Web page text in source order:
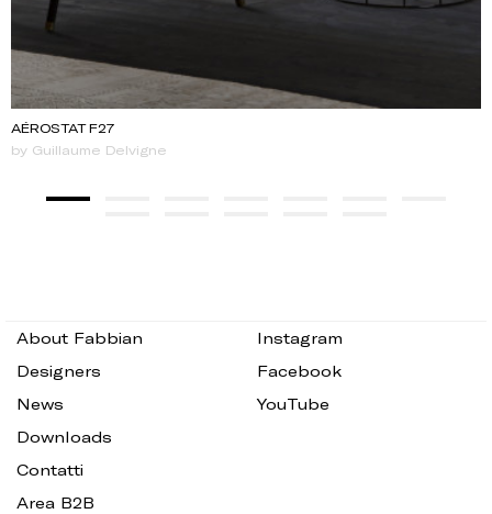
AÉROSTAT F27
by Guillaume Delvigne
About Fabbian
Designers
News
Downloads
Contatti
Area B2B
Instagram
Facebook
YouTube